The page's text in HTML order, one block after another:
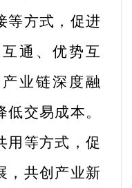
等方式，促进
通、优势互
业链深度融
交易成本。
用等方式，促
，共创产业新